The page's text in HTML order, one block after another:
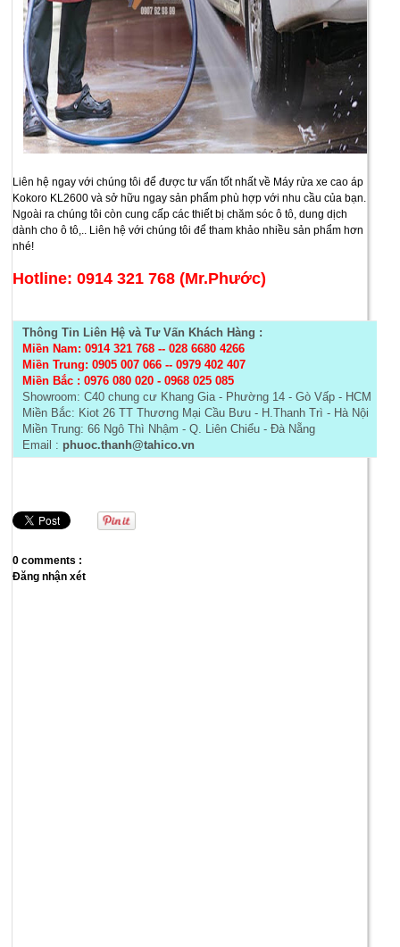
Liên hệ ngay với chúng tôi để được tư vấn tốt nhất về Máy rửa xe cao áp
Kokoro KL2600 và sở hữu ngay sản phẩm phù hợp với nhu cầu của bạn.
Ngoài ra chúng tôi còn cung cấp các thiết bị chăm sóc ô tô, dung dịch
dành cho ô tô,.. Liên hệ với chúng tôi để tham khảo nhiều sản phẩm hơn
nhé!
Hotline: 0914 321 768 (Mr.Phước)
Thông Tin Liên Hệ và Tư Vấn Khách Hàng :
Miền Nam: 0914 321 768 --028 6680 4266
Miền Trung: 0905 007 066 -- 0979 402 407
Miền Bắc :0976 080 020 - 0968 025 085
Showroom: C40 chung cư Khang Gia - Phường 14 - Gò Vấp - HCM
Miền Bắc: Kiot 26 TT Thương Mại Cầu Bưu - H.Thanh Trì - Hà Nội
Miền Trung: 66 Ngô Thì Nhậm - Q. Liên Chiểu - Đà Nẵng
Email : phuoc.thanh@tahico.vn
0 comments :
Đăng nhận xét